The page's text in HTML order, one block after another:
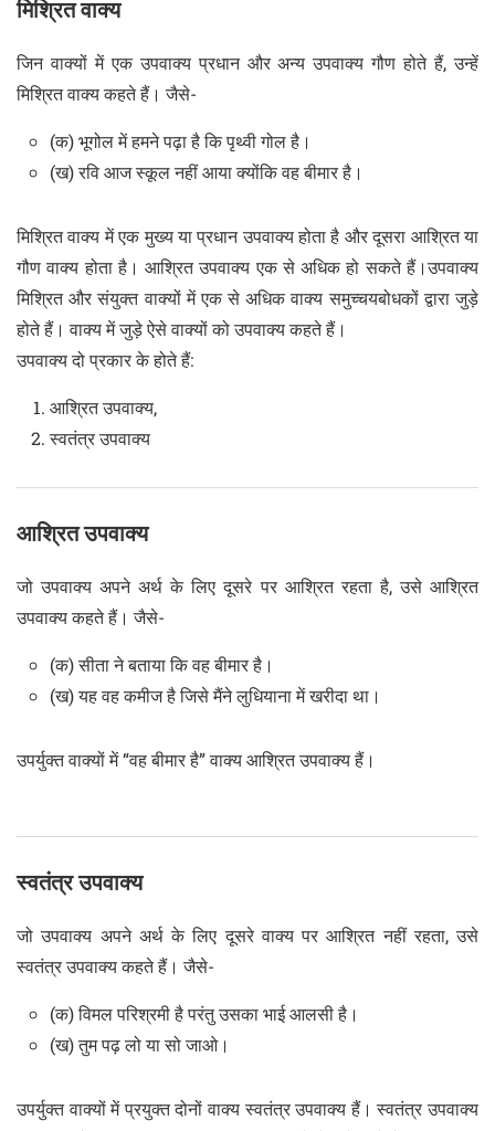
मिश्रित वाक्य
जिन वाक्यों में एक उपवाक्य प्रधान और अन्य उपवाक्य गौण होते हैं, उन्हें
मिश्रित वाक्य कहते हैं। जैसे-
(क) भूगोल में हमने पढ़ा है कि पृथ्वी गोल है।
(ख) रवि आज स्कूल नहीं आया क्योंकि वह बीमार है।
मिश्रित वाक्य में एक मुख्य या प्रधान उपवाक्य होता है और दूसरा आश्रित या
गौण वाक्य होता है। आश्रित उपवाक्य एक से अधिक हो सकते हैं।उपवाक्य
मिश्रित और संयुक्त वाक्यों में एक से अधिक वाक्य समुच्चयबोधकों द्वारा जुड़े
होते हैं। वाक्य में जुड़े ऐसे वाक्यों को उपवाक्य कहते हैं।
उपवाक्य दो प्रकार के होते हैं:
आश्रित उपवाक्य,
स्वतंत्र उपवाक्य
आश्रित उपवाक्य
जो उपवाक्य अपने अर्थ के लिए दूसरे पर आश्रित रहता है, उसे आश्रित
उपवाक्य कहते हैं। जैसे-
(क) सीता ने बताया कि वह बीमार है।
(ख) यह वह कमीज है जिसे मैंने लुधियाना में खरीदा था।
उपर्युक्त वाक्यों में “वह बीमार है” वाक्य आश्रित उपवाक्य हैं।
स्वतंत्र उपवाक्य
जो उपवाक्य अपने अर्थ के लिए दूसरे वाक्य पर आश्रित नहीं रहता, उसे
स्वतंत्र उपवाक्य कहते हैं। जैसे-
(क) विमल परिश्रमी है परंतु उसका भाई आलसी है।
(ख) तुम पढ़ लो या सो जाओ।
उपर्युक्त वाक्यों में प्रयुक्त दोनों वाक्य स्वतंत्र उपवाक्य हैं। स्वतंत्र उपवाक्य